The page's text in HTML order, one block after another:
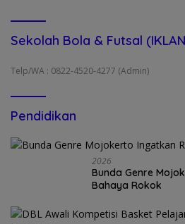
Sekolah Bola & Futsal
Telp/WA : 0822-4520-4277 (Admin)
Pendidikan
2026
Bunda Genre
Bahaya Rokok